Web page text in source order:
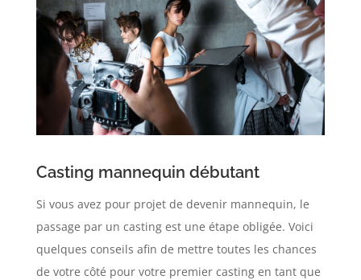
Casting mannequin débutant
Si vous avez pour projet de devenir mannequin, le
passage par un casting est une étape obligée. Voici
quelques conseils afin de mettre toutes les chances
de votre côté pour votre premier casting en tant que